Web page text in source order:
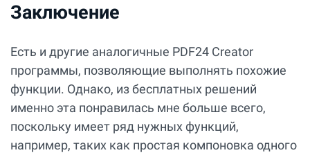
Заключение
Есть и другие аналогичные PDF24 Creator
программы, позволяющие выполнять похожие
функции. Однако, из бесплатных решений
именно эта понравилась мне больше всего,
поскольку имеет ряд нужных функций,
например, таких как простая компоновка одного